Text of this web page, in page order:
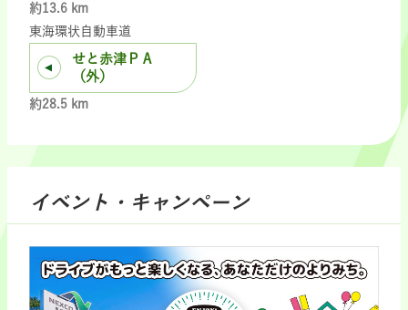
約13.6 km
東海環状自動車道
せと赤津ＰＡ
（外）
約28.5 km
イベント・キャンペーン